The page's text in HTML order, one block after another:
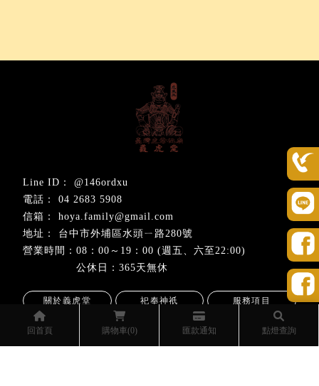
回首頁 購物車(0) 匯款通知 點燈查詢
@146ordxu
04 2683 5908
hoya.family@gmail.com
台中市外埔區水頭ㄧ路280號
08：00～19：00 (週五、六至22:00)
公休日：365天無休
關於義虎堂 祀奉神祇 服務項目
活動消息
活動相冊 聯絡我們 結綠品週邊商品